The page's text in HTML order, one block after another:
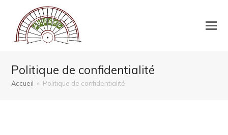
Politique de confidentialité
Accueil » Politique de confidentialité